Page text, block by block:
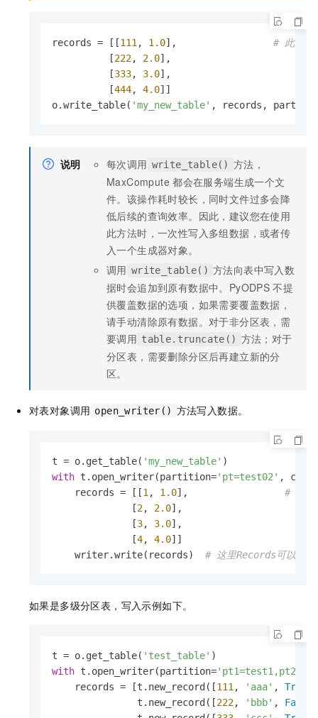
records = [[111 , 1.0], # 此处
          [
222, 2.0],
          [
333, 3.0],
          [
444, 4.0]]
o.write_table( 'my_new_table' , records,
说明 每次调用 write_table() 方法，
MaxCompute 都会在服务端生成一个文
件。该操作耗时较长，同时文件过多会降
低后续的查询效率。因此，建议您在使用
此方法时，一次性写入多组数据，或者传
入一个生成器对象。
调用 write_table() 方法向表中写入数
据时会追加到原有数据中。PyODPS 不提
供覆盖数据的选项，如果需要覆盖数据，
请手动清除原有数据。对于非分区表，需
要调用 table.truncate() 方法；对于
分区表，需要删除分区后再建立新的分
区。
对表对象调用 open_writer() 方法写入数据。
t = o.get_table( 'my_new_table'
with t.open_writer(partition='pt=test02' ,
    records = [[
1 , 1.0], # 此
              [
2, 2.0],
              [
3, 3.0],
              [
4, 4.0]]
    writer.write(records)
# 这里Records可以是可
如果是多级分区表，写入示例如下。
t = o.get_table( 'test_table'
with t.open_writer(partition=
    records = [t.new_record([
111 , 'aaa' , True
               t.new_record([
222, 'bbb' , False